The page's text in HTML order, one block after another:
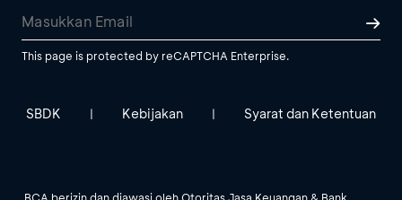
This page is protected by reCAPTCHA Enterprise.
SBDK | Kebijakan | Syarat dan Ketentuan